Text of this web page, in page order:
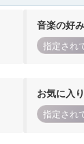
音楽の好み
指定され
お気に入
指定され